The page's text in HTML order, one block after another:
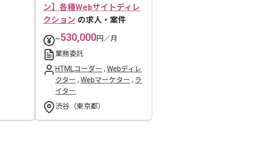
ン】各種Webサイトディレ
クション の求人・案件
~530,000円／月
業務委託
HTMLコーダー , Webディレ
クター , Webマーケター , ラ
イター
渋谷（東京都）